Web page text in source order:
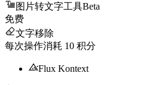
图片转文字工具Beta
免费
文字移除
每次操作消耗 10 积分
Flux Kontext